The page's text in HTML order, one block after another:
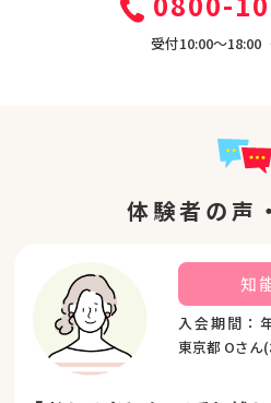
受付10:00〜18:00
体験者の声
知
入会期間：
東京都 Oさん